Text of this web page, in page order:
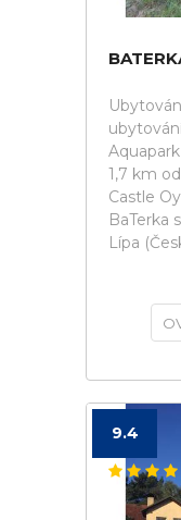
1,7 km
Castle
BaTerka
Lípa
9.4